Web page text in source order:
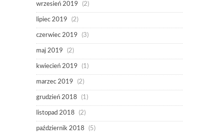
wrzesień 2019 (2)
lipiec 2019 (2)
czerwiec 2019 (3)
maj 2019 (2)
kwiecień 2019 (1)
marzec 2019 (2)
grudzień 2018 (1)
listopad 2018 (2)
październik 2018 (5)